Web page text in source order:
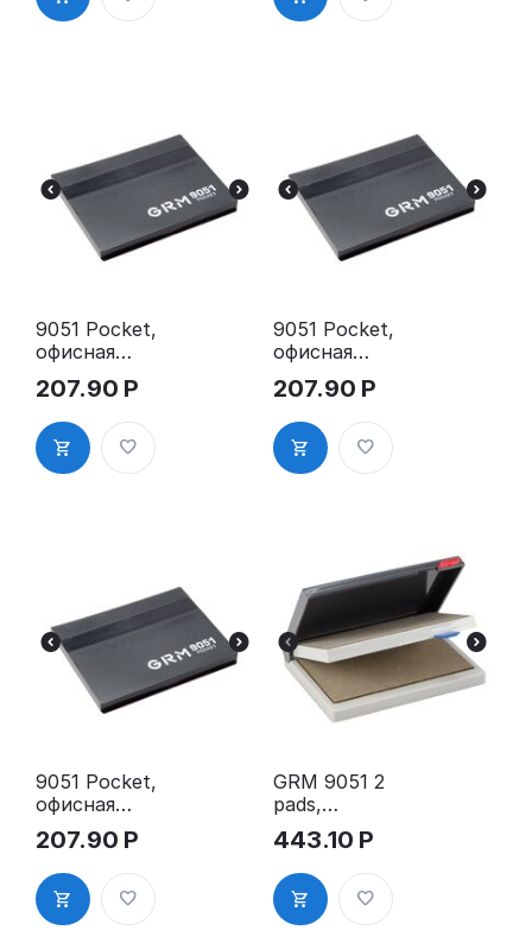
70x110 мм,
а, 50x50мм
9051 Pocket,
офисная
настольная
штемпельна
я подушка,
65x82 мм,
фиолетовая
207.90 Р
9051 Pocket,
офисная
настольная
штемпельна
я подушка,
65x82 мм,
синяя
207.90 Р
9051 Pocket,
офисная
настольная
штемпельна
я подушка,
65x82 мм,
неокрашенн
207.90 Р
GRM 9051 2
pads,
настольная
штемпельна
я подушка,
50x90 мм
443.10 Р